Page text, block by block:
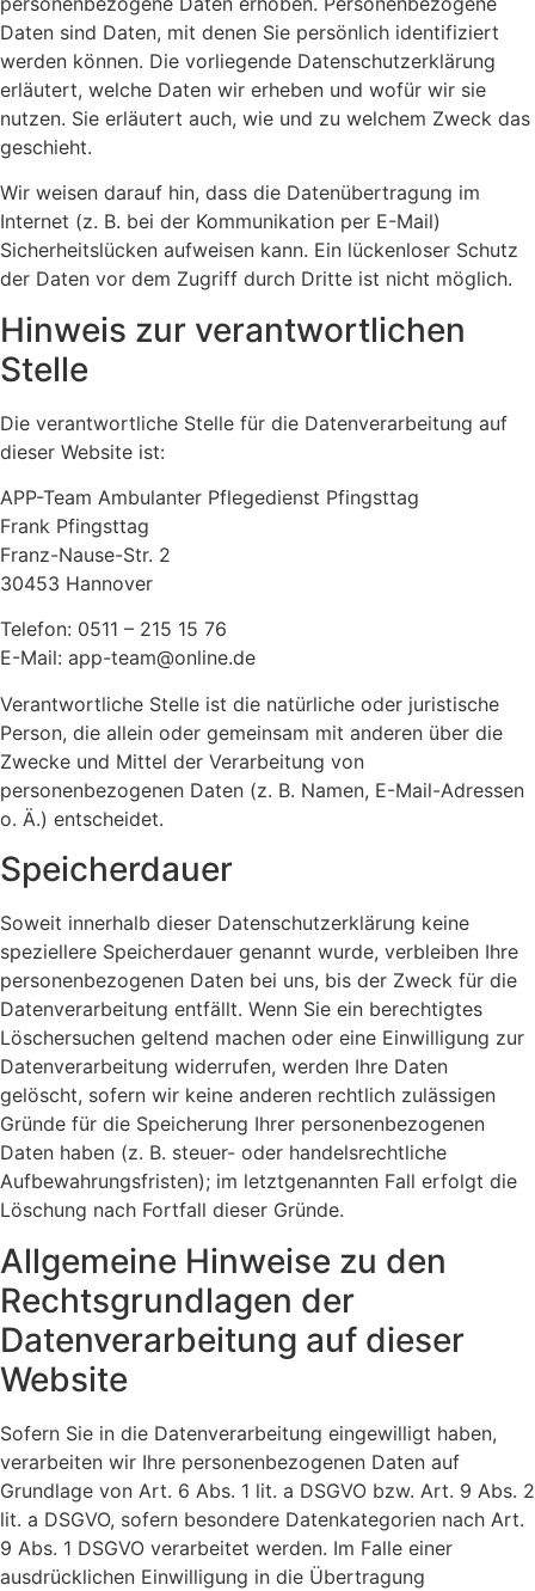
Daten sind Daten, mit denen Sie persönlich identifiziert
werden können. Die vorliegende Datenschutzerklärung
erläutert, welche Daten wir erheben und wofür wir sie
nutzen. Sie erläutert auch, wie und zu welchem Zweck das
geschieht.
Wir weisen darauf hin, dass die Datenübertragung im
Internet (z. B. bei der Kommunikation per E-Mail)
Sicherheitslücken aufweisen kann. Ein lückenloser Schutz
der Daten vor dem Zugriff durch Dritte ist nicht möglich.
Hinweis zur verantwortlichen
Stelle
Die verantwortliche Stelle für die Datenverarbeitung auf
dieser Website ist:
APP-Team Ambulanter Pflegedienst Pfingsttag
Frank Pfingsttag
Franz-Nause-Str. 2
30453 Hannover
Telefon: 0511 – 215 15 76
E-Mail: app-team@online.de
Verantwortliche Stelle ist die natürliche oder juristische
Person, die allein oder gemeinsam mit anderen über die
Zwecke und Mittel der Verarbeitung von
personenbezogenen Daten (z. B. Namen, E-Mail-Adressen
o. Ä.) entscheidet.
Speicherdauer
Soweit innerhalb dieser Datenschutzerklärung keine
speziellere Speicherdauer genannt wurde, verbleiben Ihre
personenbezogenen Daten bei uns, bis der Zweck für die
Datenverarbeitung entfällt. Wenn Sie ein berechtigtes
Löschersuchen geltend machen oder eine Einwilligung zur
Datenverarbeitung widerrufen, werden Ihre Daten
gelöscht, sofern wir keine anderen rechtlich zulässigen
Gründe für die Speicherung Ihrer personenbezogenen
Daten haben (z. B. steuer- oder handelsrechtliche
Aufbewahrungsfristen); im letztgenannten Fall erfolgt die
Löschung nach Fortfall dieser Gründe.
Allgemeine Hinweise zu den
Rechtsgrundlagen der
Datenverarbeitung auf dieser
Website
Sofern Sie in die Datenverarbeitung eingewilligt haben,
verarbeiten wir Ihre personenbezogenen Daten auf
Grundlage von Art. 6 Abs. 1 lit. a DSGVO bzw. Art. 9 Abs. 2
lit. a DSGVO, sofern besondere Datenkategorien nach Art.
9 Abs. 1 DSGVO verarbeitet werden. Im Falle einer
ausdrücklichen Einwilligung in die Übertragung